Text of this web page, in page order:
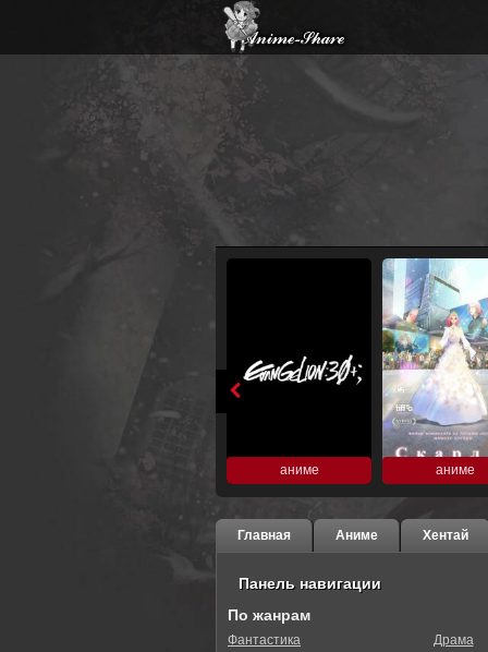
аниме аниме
Главная Аниме Хентай
Панель навигации
По жанрам
Фантастика
Драма